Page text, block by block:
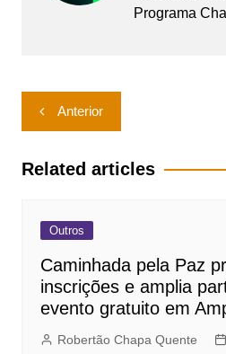
Programa
Navegação
de
Post
Anterior
Related articles
Outros
Caminhada pela Paz
inscrições e amplia
evento gratuito em
Robertão Chapa Quente